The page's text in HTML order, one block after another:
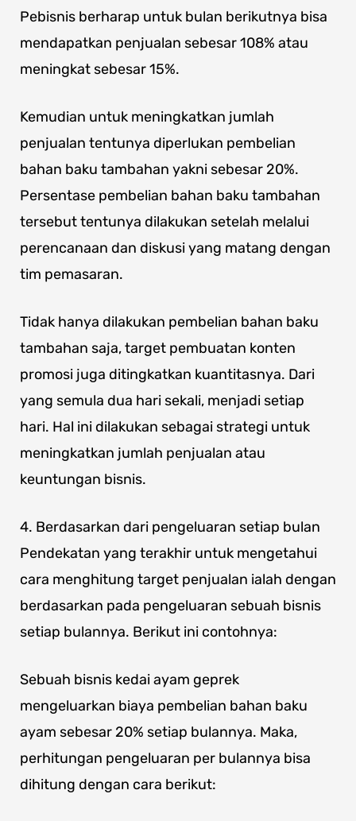
Pebisnis berharap untuk bulan berikutnya bisa
mendapatkan penjualan sebesar 108% atau
meningkat sebesar 15%.
Kemudian untuk meningkatkan jumlah
penjualan tentunya diperlukan pembelian
bahan baku tambahan yakni sebesar 20%.
Persentase pembelian bahan baku tambahan
tersebut tentunya dilakukan setelah melalui
perencanaan dan diskusi yang matang dengan
tim pemasaran.
Tidak hanya dilakukan pembelian bahan baku
tambahan saja, target pembuatan konten
promosi juga ditingkatkan kuantitasnya. Dari
yang semula dua hari sekali, menjadi setiap
hari. Hal ini dilakukan sebagai strategi untuk
meningkatkan jumlah penjualan atau
keuntungan bisnis.
4. Berdasarkan dari pengeluaran setiap bulan
Pendekatan yang terakhir untuk mengetahui
cara menghitung target penjualan ialah dengan
berdasarkan pada pengeluaran sebuah bisnis
setiap bulannya. Berikut ini contohnya:
Sebuah bisnis kedai ayam geprek
mengeluarkan biaya pembelian bahan baku
ayam sebesar 20% setiap bulannya. Maka,
perhitungan pengeluaran per bulannya bisa
dihitung dengan cara berikut: